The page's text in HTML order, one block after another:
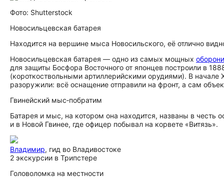
Фото: Shutterstock
Новосильцевская батарея
Находится на вершине мыса Новосильского, её отлично
Новосильцевская батарея — одно из самых мощных
для защиты Босфора Восточного от японцев построили в
(короткоствольными артиллерийскими орудиями). В
разоружили: всё оснащение отправили на фронт, а сам
Гвинейский мыс‑побратим
Батарея и мыс, на котором она находится, названы в честь
и в Новой Гвинее, где офицер побывал на корвете «Витязь».
Владимир, гид во Владивостоке
2 экскурсии в Трипстере
Головоломка на местности